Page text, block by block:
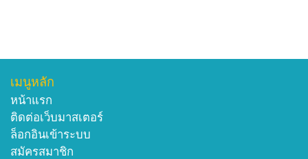
เมนูหลัก
หน้าแรก
ติดต่อเว็บมาสเตอร์
ล็อกอินเข้าระบบ
สมัครสมาชิก